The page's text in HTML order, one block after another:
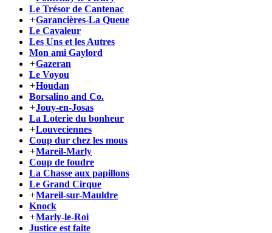
Le Trésor de Cantenac
+Garancières-La Queue
Le Cavaleur
Les Uns et les Autres
Mon ami Gaylord
+Gazeran
Le Voyou
+Houdan
Borsalino and Co.
+Jouy-en-Josas
La Loterie du bonheur
+Louveciennes
Coup dur chez les mous
+Mareil-Marly
Coup de foudre
La Chasse aux papillons
Le Grand Cirque
+Mareil-sur-Mauldre
Knock
+Marly-le-Roi
Justice est faite